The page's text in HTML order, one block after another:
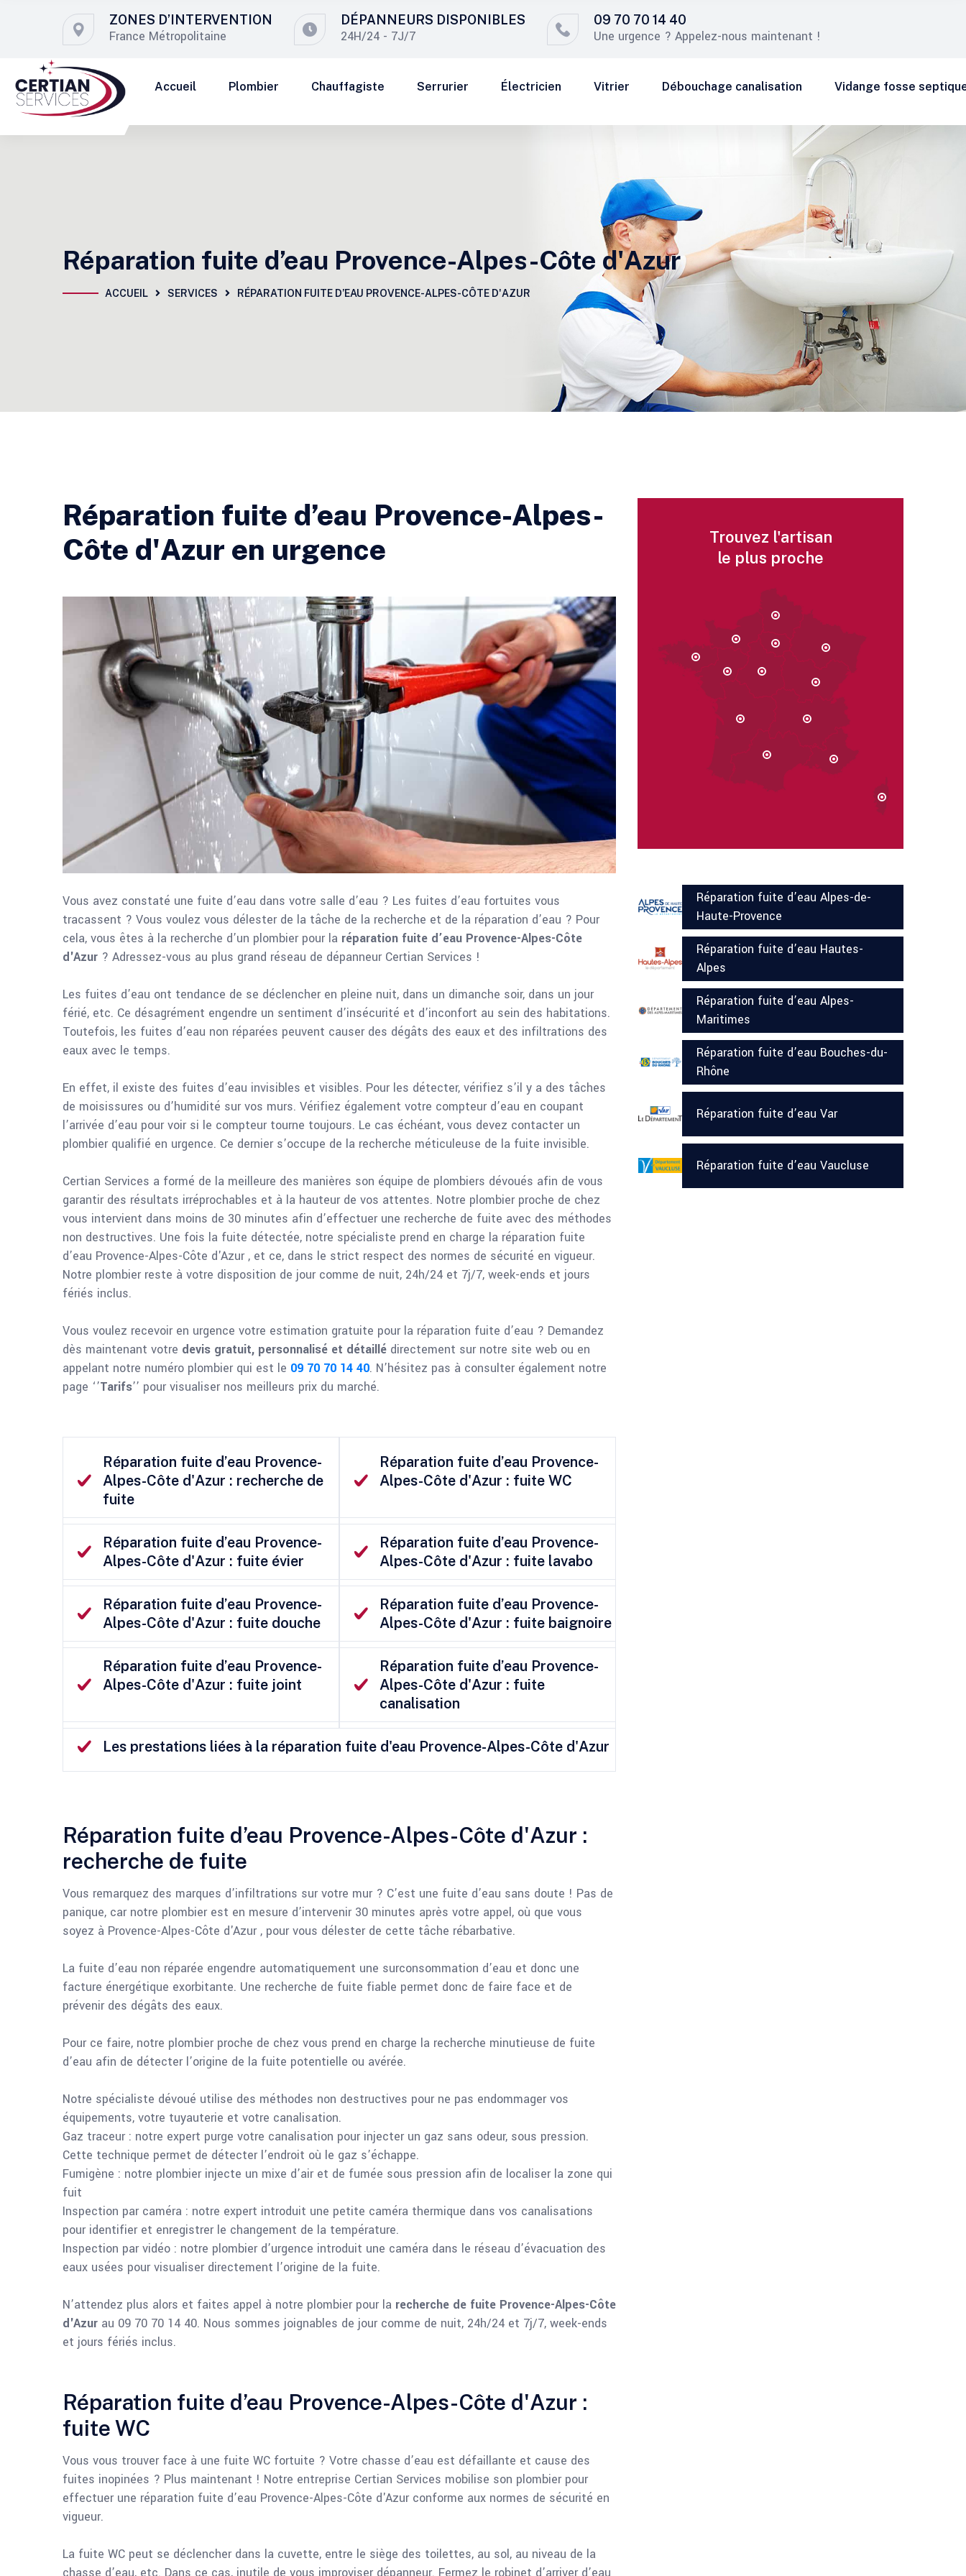
ZONES D’INTERVENTION
France Métropolitaine
DÉPANNEURS DISPONIBLES
24H/24 - 7J/7
09 70 70 14 40
Une urgence ? Appelez-nous maintenant !
Accueil Plombier Chauffagiste Serrurier Électricien Vitrier Débouchage canalisation Vidange fosse
Réparation fuite d’eau Provence-Alpes-Côte d'Azur
ACCUEIL SERVICES RÉPARATION FUITE D’EAU PROVENCE-ALPES-CÔTE D'AZUR
Réparation fuite d’eau Provence-Alpes-
Côte d'Azur en urgence
Vous avez constaté une fuite d’eau dans votre salle d’eau ? Les fuites d’eau fortuites vous
tracassent ? Vous voulez vous délester de la tâche de la recherche et de la réparation d’eau ? Pour
cela, vous êtes à la recherche d’un plombier pour la réparation fuite d’eau Provence-Alpes-Côte
d'Azur ? Adressez-vous au plus grand réseau de dépanneur Certian Services !
Les fuites d’eau ont tendance de se déclencher en pleine nuit, dans un dimanche soir, dans un jour
férié, etc. Ce désagrément engendre un sentiment d’insécurité et d’inconfort au sein des habitations.
Toutefois, les fuites d’eau non réparées peuvent causer des dégâts des eaux et des infiltrations des
eaux avec le temps.
En effet, il existe des fuites d’eau invisibles et visibles. Pour les détecter, vérifiez s’il y a des tâches
de moisissures ou d’humidité sur vos murs. Vérifiez également votre compteur d’eau en coupant
l’arrivée d’eau pour voir si le compteur tourne toujours. Le cas échéant, vous devez contacter un
plombier qualifié en urgence. Ce dernier s’occupe de la recherche méticuleuse de la fuite invisible.
Certian Services a formé de la meilleure des manières son équipe de plombiers dévoués afin de vous
garantir des résultats irréprochables et à la hauteur de vos attentes. Notre plombier proche de chez
vous intervient dans moins de 30 minutes afin d’effectuer une recherche de fuite avec des méthodes
non destructives. Une fois la fuite détectée, notre spécialiste prend en charge la réparation fuite
d’eau Provence-Alpes-Côte d'Azur , et ce, dans le strict respect des normes de sécurité en vigueur.
Notre plombier reste à votre disposition de jour comme de nuit, 24h/24 et 7j/7, week-ends et jours
fériés inclus.
Vous voulez recevoir en urgence votre estimation gratuite pour la réparation fuite d’eau ? Demandez
dès maintenant votre devis gratuit, personnalisé et détaillé directement sur notre site web ou en
appelant notre numéro plombier qui est le 09 70 70 14 40. N’hésitez pas à consulter également notre
page ‘’Tarifs’’ pour visualiser nos meilleurs prix du marché.
Réparation fuite d’eau Provence-
Alpes-Côte d'Azur : recherche de
fuite
Réparation fuite d’eau Provence-
Alpes-Côte d'Azur : fuite WC
Réparation fuite d’eau Provence-
Alpes-Côte d'Azur : fuite évier
Réparation fuite d’eau Provence-
Alpes-Côte d'Azur : fuite lavabo
Réparation fuite d’eau Provence-
Alpes-Côte d'Azur : fuite douche
Réparation fuite d’eau Provence-
Alpes-Côte d'Azur : fuite baignoire
Réparation fuite d’eau Provence-
Alpes-Côte d'Azur : fuite joint
Réparation fuite d’eau Provence-
Alpes-Côte d'Azur : fuite
canalisation
Les prestations liées à la réparation fuite d'eau Provence-Alpes-Côte d'Azur
Réparation fuite d’eau Provence-Alpes-Côte d'Azur :
recherche de fuite
Vous remarquez des marques d’infiltrations sur votre mur ? C’est une fuite d’eau sans doute ! Pas de
panique, car notre plombier est en mesure d’intervenir 30 minutes après votre appel, où que vous
soyez à Provence-Alpes-Côte d'Azur , pour vous délester de cette tâche rébarbative.
La fuite d’eau non réparée engendre automatiquement une surconsommation d’eau et donc une
facture énergétique exorbitante. Une recherche de fuite fiable permet donc de faire face et de
prévenir des dégâts des eaux.
Pour ce faire, notre plombier proche de chez vous prend en charge la recherche minutieuse de fuite
d’eau afin de détecter l’origine de la fuite potentielle ou avérée.
Notre spécialiste dévoué utilise des méthodes non destructives pour ne pas endommager vos
équipements, votre tuyauterie et votre canalisation.
Gaz traceur : notre expert purge votre canalisation pour injecter un gaz sans odeur, sous pression.
Cette technique permet de détecter l’endroit où le gaz s’échappe.
Fumigène : notre plombier injecte un mixe d’air et de fumée sous pression afin de localiser la zone qui
fuit
Inspection par caméra : notre expert introduit une petite caméra thermique dans vos canalisations
pour identifier et enregistrer le changement de la température.
Inspection par vidéo : notre plombier d’urgence introduit une caméra dans le réseau d’évacuation des
eaux usées pour visualiser directement l’origine de la fuite.
N’attendez plus alors et faites appel à notre plombier pour la recherche de fuite Provence-Alpes-Côte
d'Azur au 09 70 70 14 40. Nous sommes joignables de jour comme de nuit, 24h/24 et 7j/7, week-ends
et jours fériés inclus.
Réparation fuite d’eau Provence-Alpes-Côte d'Azur :
fuite WC
Vous vous trouver face à une fuite WC fortuite ? Votre chasse d’eau est défaillante et cause des
fuites inopinées ? Plus maintenant ! Notre entreprise Certian Services mobilise son plombier pour
effectuer une réparation fuite d’eau Provence-Alpes-Côte d'Azur conforme aux normes de sécurité en
vigueur.
La fuite WC peut se déclencher dans la cuvette, entre le siège des toilettes, au sol, au niveau de la
chasse d’eau, etc. Dans ce cas, inutile de vous improviser dépanneur. Fermez le robinet d’arriver d’eau
Trouvez l'artisan
le plus proche
Réparation fuite d’eau Alpes-de-
Haute-Provence
Réparation fuite d’eau Hautes-
Alpes
Réparation fuite d’eau Alpes-
Maritimes
Réparation fuite d’eau Bouches-du-
Rhône
Réparation fuite d’eau Var
Réparation fuite d’eau Vaucluse